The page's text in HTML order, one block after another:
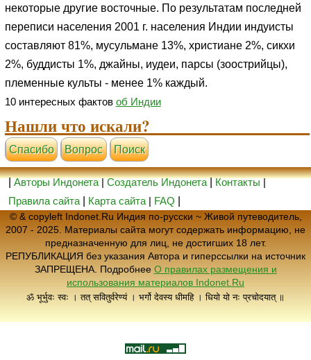
некоторые другие восточные. По результатам последней
переписи населения 2001 г. населения Индии индуисты
составляют 81%, мусульмане 13%, христиане 2%, сикхи
2%, буддисты 1%, джайны, иудеи, парсы (зоострийцы),
племенные культы - менее 1% каждый.
10 интересных фактов об Индии
Нашли что искали?
Cпасибо Вопрос Поиск
|Авторы Индонета|Создатель Индонета|Контакты|
Правила сайта
Карта сайта | FAQ
© & copyleft Indonet.Ru Индия по-русски ~ Живой путеводитель,
2007 - 2025. Материалы сайта могут содержать информацию, не
предназначенную для лиц, не достигших 18 лет.
РЕПУБЛИКАЦИЯ без указания Автора и гиперссылки на источник
ЗАПРЕЩЕНА. Подробнее О правилах размещения и
использования материалов Indonet.Ru
ॐ भूर्भुवः स्वः । तत् सवितुर्वरेण्यं । भर्गो देवस्य धीमहि । धियो यो नः प्रचोदयात् ॥